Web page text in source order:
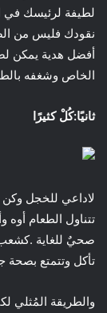
لطيفة لرئيسك في
نقودك فليس من
أفضل هدية يمكن
الخاص وشغفه
ثانيًا:كُلْ كثيرًا
لاداعي للخجل
تتناول الطعام أوه
صحيٌ للغاية
تأكل وتتمتع بصحة
والطريقة المُثلي